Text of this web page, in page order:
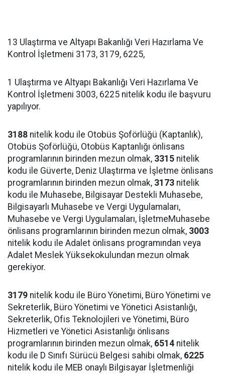
13 Ulaştırma ve Altyapı Bakanlığı Veri Hazırlama Ve
Kontrol İşletmeni 3173, 3179, 6225,
1 Ulaştırma ve Altyapı Bakanlığı Veri Hazırlama Ve
Kontrol İşletmeni 3003, 6225 nitelik kodu ile başvuru
yapılıyor.
3188 nitelik kodu ile Otobüs Şoförlüğü (Kaptanlık),
Otobüs Şoförlüğü, Otobüs Kaptanlığı önlisans
programlarının birinden mezun olmak, 3315 nitelik
kodu ile Güverte, Deniz Ulaştırma ve İşletme önlisans
programlarının birinden mezun olmak, 3173 nitelik
kodu ile Muhasebe, Bilgisayar Destekli Muhasebe,
Bilgisayarlı Muhasebe ve Vergi Uygulamaları,
Muhasebe ve Vergi Uygulamaları, İşletmeMuhasebe
önlisans programlarının birinden mezun olmak, 3003
nitelik kodu ile Adalet önlisans programından veya
Adalet Meslek Yüksekokulundan mezun olmak
gerekiyor.
3179 nitelik kodu ile Büro Yönetimi, Büro Yönetimi ve
Sekreterlik, Büro Yönetimi ve Yönetici Asistanlığı,
Sekreterlik, Ofis Teknolojileri ve Yönetimi, Büro
Hizmetleri ve Yönetici Asistanlığı önlisans
programlarının birinden mezun olmak, 6514 nitelik
kodu ile D Sınıfı Sürücü Belgesi sahibi olmak, 6225
nitelik kodu ile MEB onaylı Bilgisayar İşletmenliği